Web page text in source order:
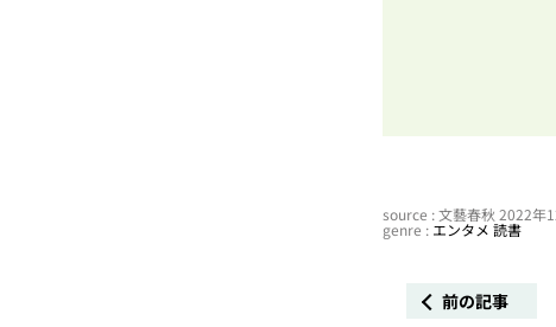
source : 文藝春秋 2022年
genre : エンタメ 読書
前の記事